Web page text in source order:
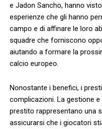
e ⁢Jadon ‌Sancho, hanno
esperienze ‌che gli hanno
campo e di affinare le loro
‍squadre‌ che ⁤forniscono
aiutando a formare la
calcio europeo.
Nonostante i benefici, i
complicazioni.‍ La gestione
prestito⁢ rappresentano‌ una
assicurarsi ​che i ⁢giocatori